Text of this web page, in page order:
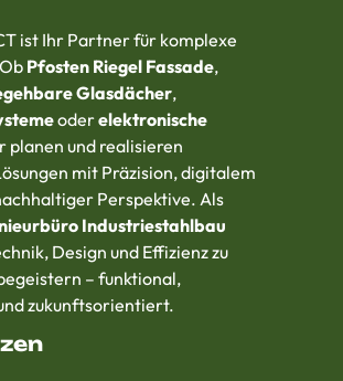
ist Ihr Partner für komplexe
Pfosten Riegel Fassade,
Glasdächer,
oderelektronische
planen und realisieren
mit Präzision, digitalem
Perspektive. Als
Industriestahlbau
Design und Effizienz zu
– funktional,
zukunftsorientiert.